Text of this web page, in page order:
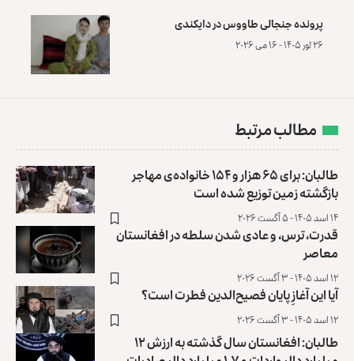
پرونده‌ جنجالی طاووس در دایکندی
۲۶ ثور ۱۴۰۵ - ۱۶ می ۲۰۲۶
مطالب مرتبط
طالبان: برای ۶۵ هزار و ۱۵۴ خانواده‌ی مهاجر
بازگشته زمین توزیع ‏شده است
۱۴ اسد ۱۴۰۵ - ۵ آگست ۲۰۲۶
قدرت، ترس، و عادی ‌شدن سلطه در افغانستان
معاصر
۱۲ اسد ۱۴۰۵ - ۳ آگست ۲۰۲۶
آیا این آغازِ پایان فصیح‌الدین فطرت است؟
۱۲ اسد ۱۴۰۵ - ۳ آگست ۲۰۲۶
طالبان: افغانستان سال گذشته به ارزش ۱۲